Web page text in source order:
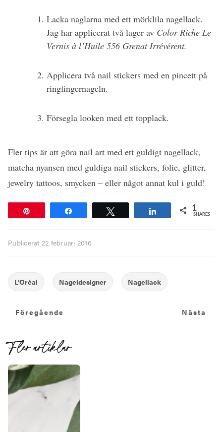
Lacka naglarna med ett mörklila nagellack.
Jag har applicerat två lager av Color Riche Le
Vernis à l’Huile 556 Grenat Irrévérent.
Applicera två nail stickers med en pincett på
ringfingernageln.
Försegla looken med ett topplack.
Fler tips är att göra nail art med ett guldigt nagellack,
matcha nyansen med guldiga nail stickers, folie, glitter,
jewelry tattoos, smycken – eller något annat kul i guld!
Share 1
SHARES
Publicerat 22 februari 2016
Föregående
Föregående Nästa
Fler artiklar